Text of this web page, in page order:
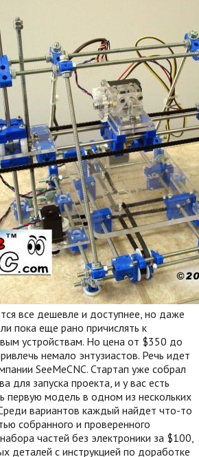
все дешевле и доступнее, но даже
пока еще рано причислять к
устройствам. Но цена от $350 до
немало энтузиастов. Речь идет
SeeMeCNC. Стартап уже собрал
для запуска проекта, и у вас есть
первую модель в одном из нескольких
вариантов каждый найдет что-то
собранного и проверенного
частей без электроники за $100,
деталей с инструкцией по доработке